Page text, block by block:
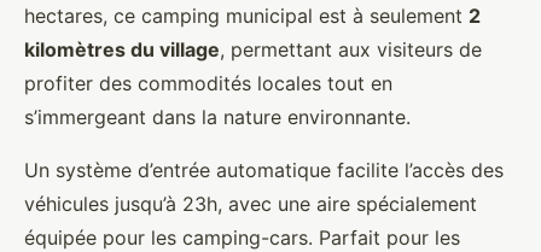
hectares, ce camping municipal est à seulement 2
kilomètres du village, permettant aux visiteurs de
profiter des commodités locales tout en
s’immergeant dans la nature environnante.
Un système d’entrée automatique facilite l’accès des
véhicules jusqu’à 23h, avec une aire spécialement
équipée pour les camping-cars. Parfait pour les